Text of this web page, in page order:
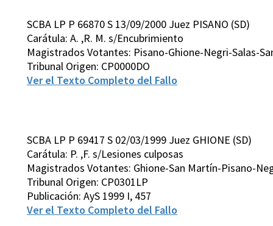
SCBA LP P 66870 S 13/09/2000 Juez PISANO (SD)
Carátula: A. ,R. M. s/Encubrimiento
Magistrados Votantes: Pisano-Ghione-Negri-Salas-
Tribunal Origen: CP0000DO
Ver el Texto Completo del Fallo
SCBA LP P 69417 S 02/03/1999 Juez GHIONE (SD)
Carátula: P. ,F. s/Lesiones culposas
Magistrados Votantes: Ghione-San Martín-Pisano-
Tribunal Origen: CP0301LP
Publicación: AyS 1999 I, 457
Ver el Texto Completo del Fallo